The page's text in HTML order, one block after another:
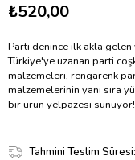
₺520,00
Parti denince ilk akla
Türkiye'ye uzanan parti
malzemeleri, rengarenk
malzemelerinin yanı sıra
bir ürün yelpazesi sunuyor!
Tahmini Teslim Süresi: